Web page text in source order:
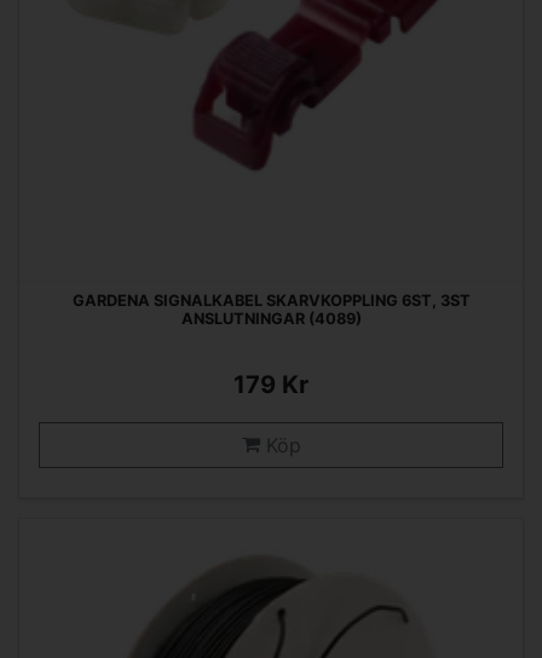
GARDENA SIGNALKABEL SKARVKOPPLING 6ST, 3ST
ANSLUTNINGAR (4089)
179 Kr
Köp